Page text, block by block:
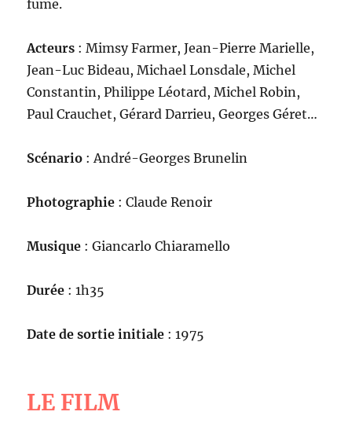
fume.
Acteurs : Mimsy Farmer, Jean-Pierre Marielle,
Jean-Luc Bideau, Michael Lonsdale, Michel
Constantin, Philippe Léotard, Michel Robin,
Paul Crauchet, Gérard Darrieu, Georges Géret…
Scénario : André-Georges Brunelin
Photographie : Claude Renoir
Musique : Giancarlo Chiaramello
Durée : 1h35
Date de sortie initiale : 1975
LE FILM